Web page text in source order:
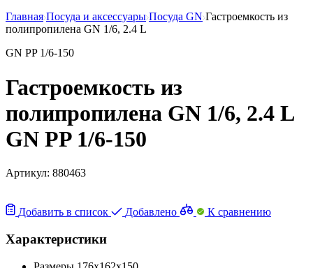
Главная Посуда и аксессуары Посуда GN Гастроемкость из
полипропилена GN 1/6, 2.4 L
GN PP 1/6-150
Гастроемкость из
полипропилена GN 1/6, 2.4 L
GN PP 1/6-150
Артикул: 880463
Добавить в список Добавлено К сравнению
Характеристики